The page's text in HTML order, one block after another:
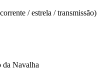
/ estrela / transmissão)
da Navalha